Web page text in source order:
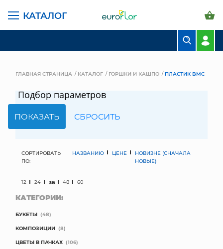
КАТАЛОГ
ГОРШКИ И КАШПО
ГЛАВНАЯ СТРАНИЦА КАТАЛОГ ГОРШКИ И КАШПО ПЛАСТИК BMC
Подбор параметров
СОРТИРОВАТЬ
ПО:
НАЗВАНИЮ ЦЕНЕ
НОВИЗНЕ (СНАЧАЛА
НОВЫЕ)
12 24 36 48 60
КАТЕГОРИИ:
БУКЕТЫ (48)
КОМПОЗИЦИИ (8)
ЦВЕТЫ В ПАЧКАХ (106)